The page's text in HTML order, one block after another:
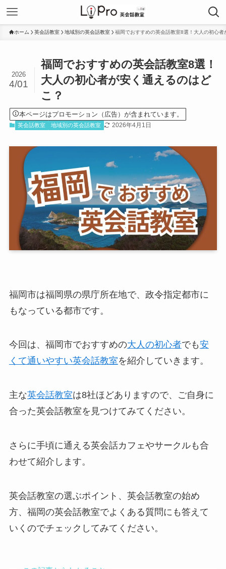
ホーム 英会話教室 地域別の英会話教室 福岡でおすすめの英会話教室8選！大人の初心者
福岡でおすすめの英会話教室8選！
大人の初心者が安く通えるのはど
こ？
2026
4/01
本ページはプロモーション（広告）が含まれています。
英会話教室 地域別の英会話教室 2026年4月1日
福岡市は福岡県の県庁所在地で、政令指定都市に
もなっている都市です。
今回は、福岡市でおすすめの大人の初心者でも安
くて通いやすい英会話教室を紹介していきます。
主な英会話教室は8社ほどありますので、ご自身に
合った英会話教室を見つけてみてください。
さらに手頃に通える英会話カフェやサークルも合
わせて紹介します。
英会話教室の選ぶポイント、英会話教室の始め
方、福岡の英会話教室でよくある質問にも答えて
いくのでチェックしてみてください。